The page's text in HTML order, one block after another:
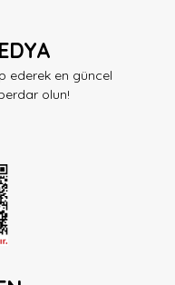
ederek en güncel
olun!